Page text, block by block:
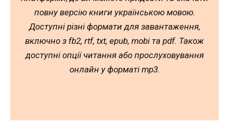
повну версію книги українською мовою.
Доступні різні формати для завантаження,
включно з fb2, rtf, txt, epub, mobi та pdf. Також
доступні опції читання або прослуховування
онлайн у форматі mp3.